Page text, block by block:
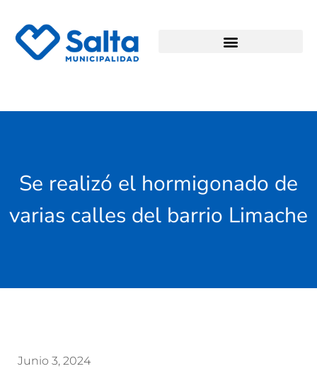
Se realizó el hormigonado de
varias calles del barrio Limache
Junio 3, 2024